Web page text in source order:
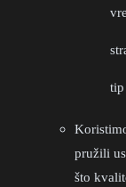
pružili
što